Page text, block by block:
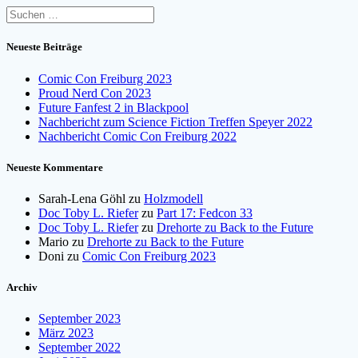
Suchen
nach:
Neueste Beiträge
Comic Con Freiburg 2023
Proud Nerd Con 2023
Future Fanfest 2 in Blackpool
Nachbericht zum Science Fiction Treffen Speyer 2022
Nachbericht Comic Con Freiburg 2022
Neueste Kommentare
Sarah-Lena Göhl zu Holzmodell
Doc Toby L. Rieferzu Part 17: Fedcon 33
Doc Toby L. Rieferzu Drehorte zu Back to the Future
Mario zu Drehorte zu Back to the Future
Doni zu Comic Con Freiburg 2023
Archiv
September 2023
März 2023
September 2022